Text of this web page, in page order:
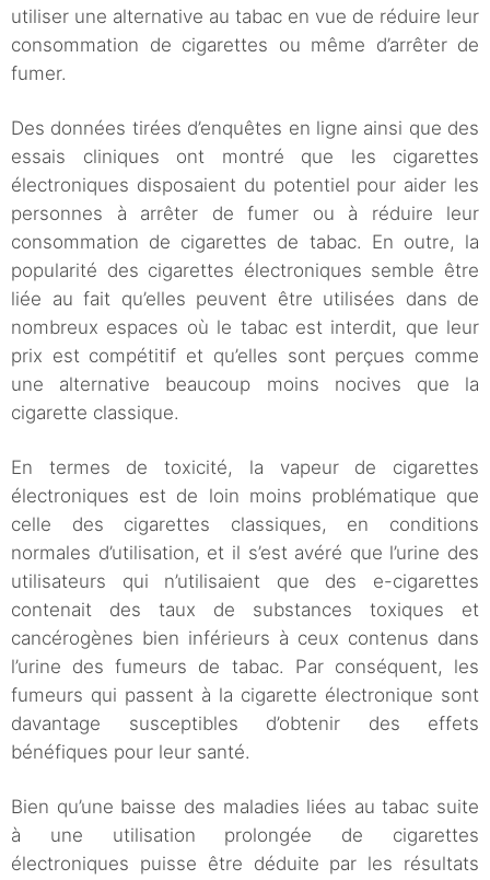
utiliser une alternative au tabac en vue de réduire leur
consommation de cigarettes ou même d’arrêter de
fumer.
Des données tirées d’enquêtes en ligne ainsi que des
essais cliniques ont montré que les cigarettes
électroniques disposaient du potentiel pour aider les
personnes à arrêter de fumer ou à réduire leur
consommation de cigarettes de tabac. En outre, la
popularité des cigarettes électroniques semble être
liée au fait qu’elles peuvent être utilisées dans de
nombreux espaces où le tabac est interdit, que leur
prix est compétitif et qu’elles sont perçues comme
une alternative beaucoup moins nocives que la
cigarette classique.
En termes de toxicité, la vapeur de cigarettes
électroniques est de loin moins problématique que
celle des cigarettes classiques, en conditions
normales d’utilisation, et il s’est avéré que l’urine des
utilisateurs qui n’utilisaient que des e-cigarettes
contenait des taux de substances toxiques et
cancérogènes bien inférieurs à ceux contenus dans
l’urine des fumeurs de tabac. Par conséquent, les
fumeurs qui passent à la cigarette électronique sont
davantage susceptibles d’obtenir des effets
bénéfiques pour leur santé.
Bien qu’une baisse des maladies liées au tabac suite
à une utilisation prolongée de cigarettes
électroniques puisse être déduite par les résultats